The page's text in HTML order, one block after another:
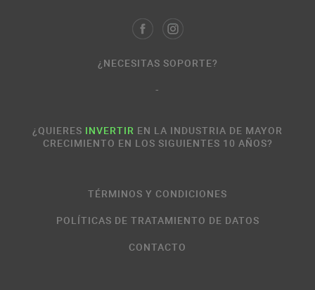
¿NECESITAS SOPORTE?
-
¿QUIERES INVERTIR EN LA INDUSTRIA DE MAYOR
CRECIMIENTO EN LOS SIGUIENTES 10 AÑOS?
TÉRMINOS Y CONDICIONES
POLÍTICAS DE TRATAMIENTO DE DATOS
CONTACTO